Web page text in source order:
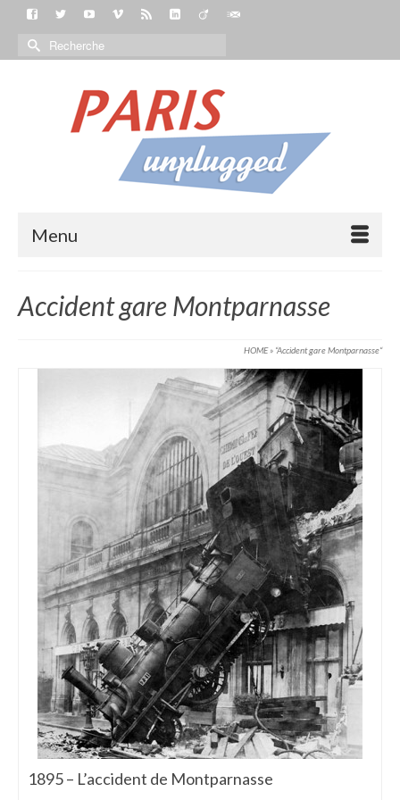
Menu
Accident gare Montparnasse
HOME» “Accident gare Montparnasse“
1895 – L’accident de Montparnasse